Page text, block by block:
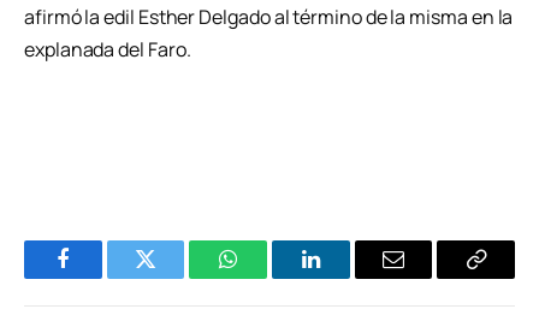
afirmó la edil Esther Delgado al término de la misma en la
explanada del Faro.
FacebookTwitter WhatsAppLinkedInEmail
Copiar